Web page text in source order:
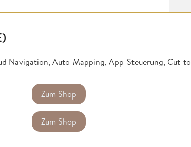
Navigation, Auto-Mapping, App-Steuerung, Cut-
Zum Shop
Zum Shop